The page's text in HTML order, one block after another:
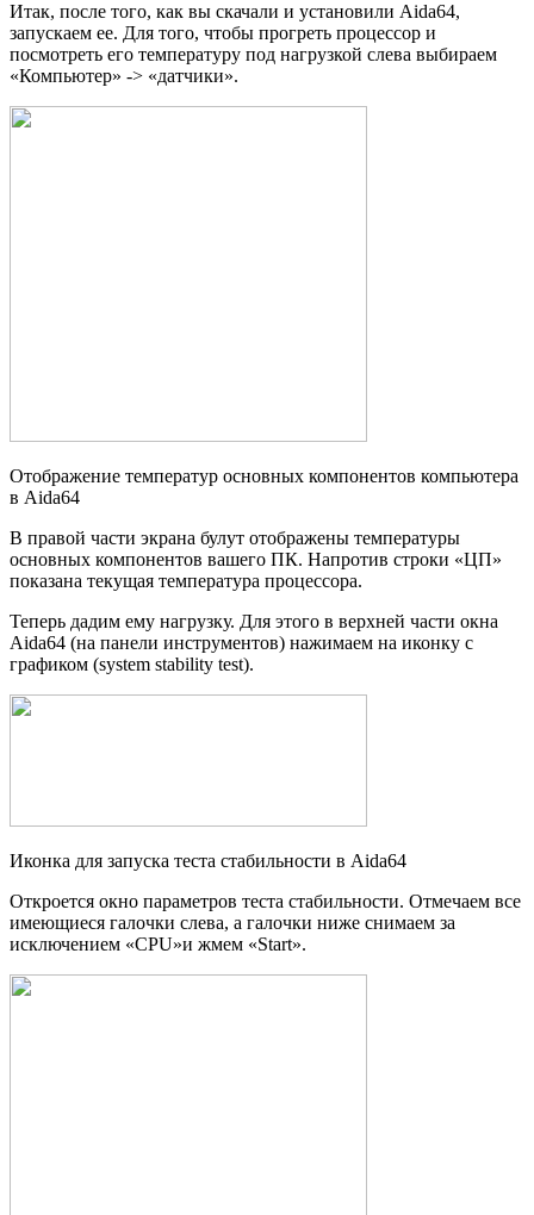
Итак, после того, как вы скачали и установили Aida64,
запускаем ее. Для того, чтобы прогреть процессор и
посмотреть его температуру под нагрузкой слева выбираем
«Компьютер» -> «датчики».
Отображение температур основных компонентов компьютера
в Aida64
В правой части экрана булут отображены температуры
основных компонентов вашего ПК. Напротив строки «ЦП»
показана текущая температура процессора.
Теперь дадим ему нагрузку. Для этого в верхней части окна
Aida64 (на панели инструментов) нажимаем на иконку с
графиком (system stability test).
Иконка для запуска теста стабильности в Aida64
Откроется окно параметров теста стабильности. Отмечаем все
имеющиеся галочки слева, а галочки ниже снимаем за
исключением «CPU»и жмем «Start».